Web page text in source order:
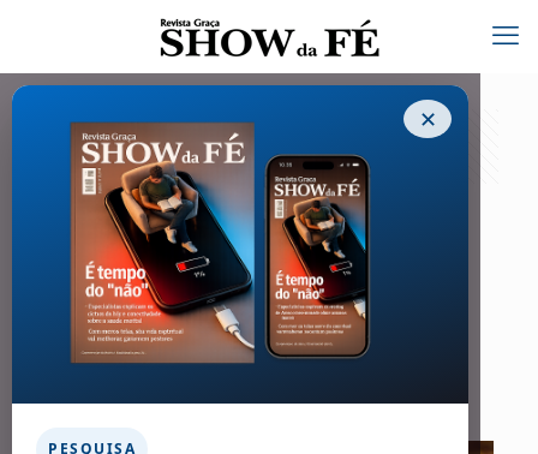
✕
PESQUISA
Vivendo o chamado
24/07/2024
Facebook Twitter
Messenger